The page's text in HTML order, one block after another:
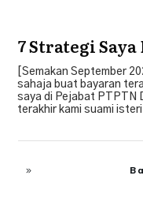
7 Strategi
[Semakan September
sahaja buat bayaran
saya di Pejabat PTPTN
terakhir kami suami